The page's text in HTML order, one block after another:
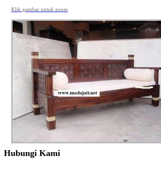
Klik gambar untuk zoom
Hubungi Kami